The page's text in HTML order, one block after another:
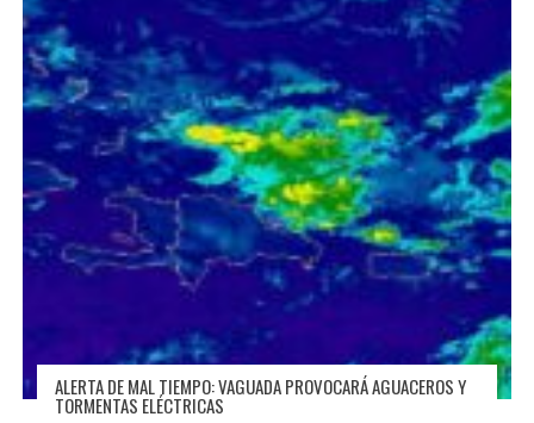
ALERTA DE MAL TIEMPO: VAGUADA PROVOCARÁ AGUACEROS Y
TORMENTAS ELÉCTRICAS